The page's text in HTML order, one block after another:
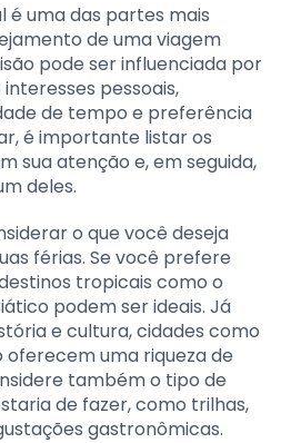
é uma das partes mais
de uma viagem
pode ser influenciada por
pessoais,
de tempo e preferência
é importante listar os
sua atenção e, em seguida,
deles.
o que você deseja
férias. Se você prefere
tropicais como o
podem ser ideais. Já
e cultura, cidades como
oferecem uma riqueza de
também o tipo de
de fazer, como trilhas,
gastronômicas.